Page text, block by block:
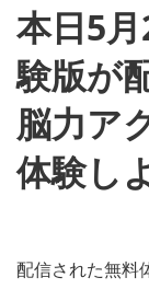
本日5
験版が
脳力ア
体験し
配信された無料